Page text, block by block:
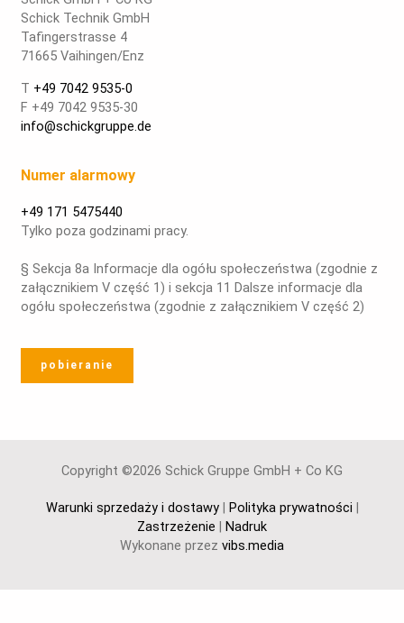
Schick Technik GmbH
Tafingerstrasse 4
71665 Vaihingen/Enz
T +49 7042 9535-0
F +49 7042 9535-30
info@schickgruppe.de
Numer alarmowy
+49 171 5475440
Tylko poza godzinami pracy.
§ Sekcja 8a Informacje dla ogółu społeczeństwa (zgodnie z
załącznikiem V część 1) i sekcja 11 Dalsze informacje dla
ogółu społeczeństwa (zgodnie z załącznikiem V część 2)
pobieranie
Copyright ©2026 Schick Gruppe GmbH + Co KG
Warunki sprzedaży i dostawy| Polityka prywatności |
Zastrzeżenie | Nadruk
Wykonane przez vibs.media